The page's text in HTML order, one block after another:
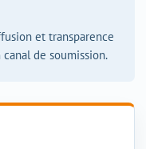
et transparence
de soumission.